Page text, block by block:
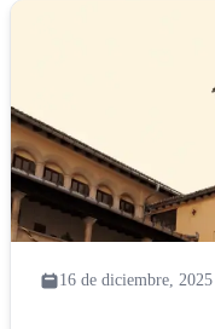
16 de diciembre, 2025